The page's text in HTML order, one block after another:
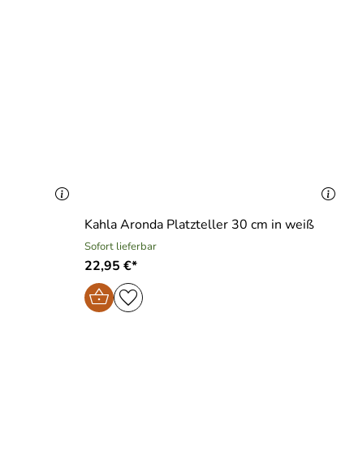
Kahla Aronda Platzteller 30 cm in weiß
Sofort lieferbar
22,95 €*